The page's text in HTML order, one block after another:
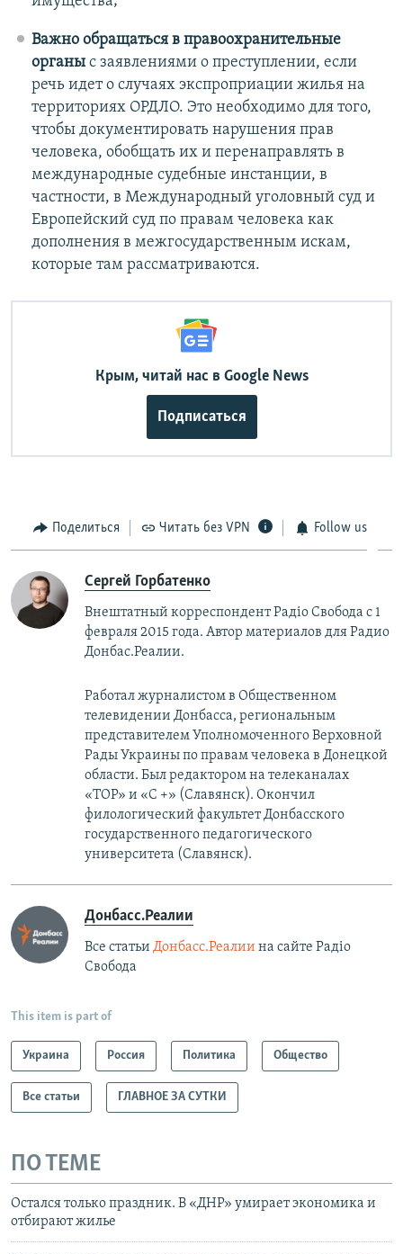
Важно обращаться в правоохранительные
органыс заявлениями о преступлении, если
речь идет о случаях экспроприации жилья на
территориях ОРДЛО. Это необходимо для того,
чтобы документировать нарушения прав
человека, обобщать их и перенаправлять в
международные судебные инстанции, в
частности, в Международный уголовный суд и
Европейский суд по правам человека как
дополнения в межгосударственным искам,
которые там рассматриваются.
Крым, читай нас в Google News
Подписаться
Поделиться Читать без VPN Follow us
Сергей Горбатенко
Внештатный корреспондент Радiо Свобода с 1
февраля 2015 года. Автор материалов для Радио
Донбас.Реалии.
Работал журналистом в Общественном
телевидении Донбасса, региональным
представителем Уполномоченного Верховной
Рады Украины по правам человека в Донецкой
области. Был редактором на телеканалах
«ТОР» и «С +» (Славянск). Окончил
филологический факультет Донбасского
государственного педагогического
университета (Славянск).
Донбасс.Реалии
Все статьи Донбасс.Реалии на сайте Радіо
Свобода
This item is part of
Украина Россия Политика Общество
Все статьи ГЛАВНОЕ ЗА СУТКИ
ПО ТЕМЕ
Остался только праздник. В «ДНР» умирает экономика и
отбирают жилье